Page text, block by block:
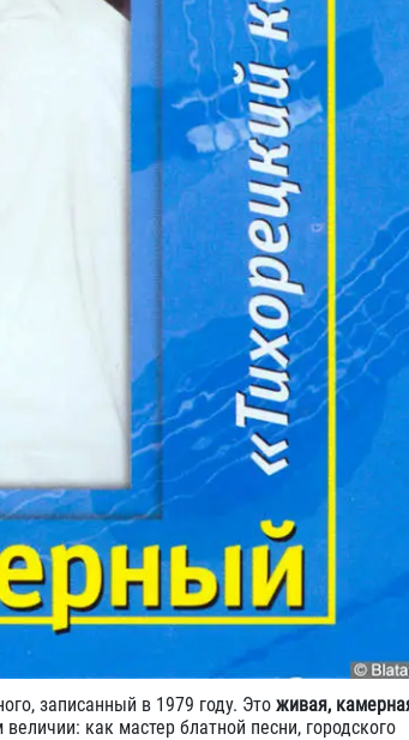
записанный в 1979 году. Это живая,
как мастер блатной песни, городского